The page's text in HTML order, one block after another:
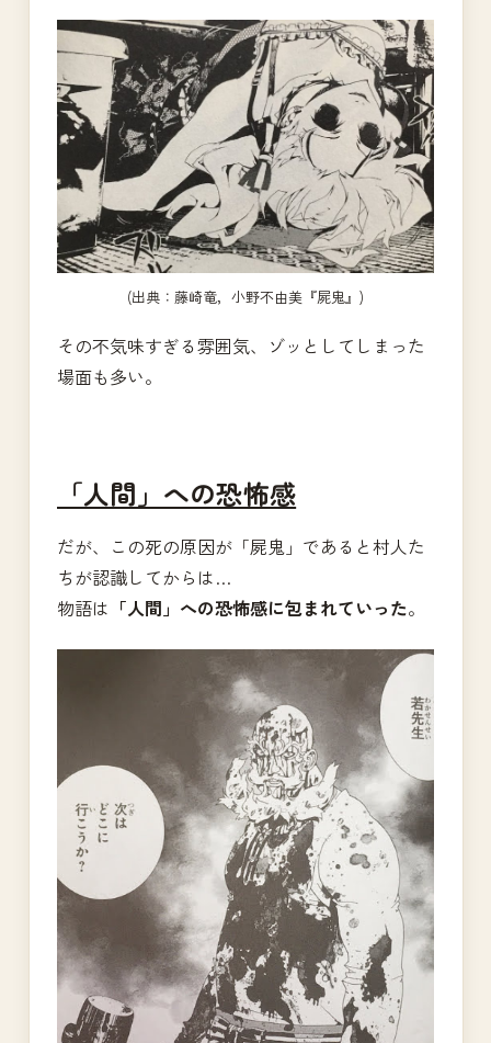
(出典：藤崎竜，小野不由美『屍鬼』)
その不気味すぎる雰囲気、ゾッとしてしまった
場面も多い。
「人間」への恐怖感
だが、この死の原因が「屍鬼」であると村人た
ちが認識してからは…
物語は 「人間」への恐怖感に包まれていった。